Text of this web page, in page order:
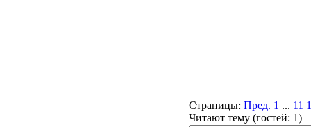
Страницы: Пред. 1 ... 11
Читают тему (гостей: 1)